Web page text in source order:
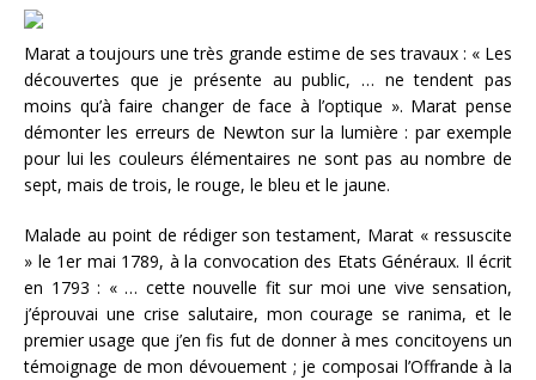
Marat a toujours une très grande estime de ses travaux : « Les
découvertes que je présente au public, … ne tendent pas
moins qu’à faire changer de face à l’optique ». Marat pense
démonter les erreurs de Newton sur la lumière : par exemple
pour lui les couleurs élémentaires ne sont pas au nombre de
sept, mais de trois, le rouge, le bleu et le jaune.
Malade au point de rédiger son testament, Marat « ressuscite
» le 1er mai 1789, à la convocation des Etats Généraux. Il écrit
en 1793 : « … cette nouvelle fit sur moi une vive sensation,
j’éprouvai une crise salutaire, mon courage se ranima, et le
premier usage que j’en fis fut de donner à mes concitoyens un
témoignage de mon dévouement ; je composai l’Offrande à la